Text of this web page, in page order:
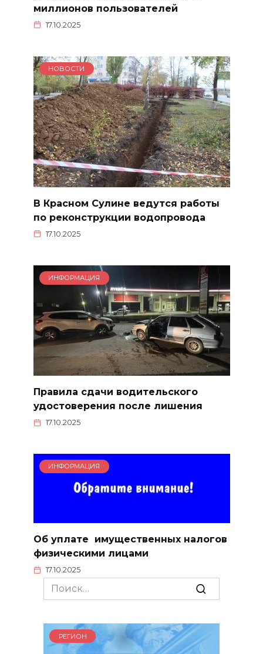
миллионов пользователей
17.10.2025
НОВОСТИ
В Красном Сулине ведутся работы
по реконструкции водопровода
17.10.2025
ИНФОРМАЦИЯ
Правила сдачи водительского
удостоверения после лишения
17.10.2025
ИНФОРМАЦИЯ
Об уплате имущественных налогов
физическими лицами
17.10.2025
Search
for:
РЕГИОН